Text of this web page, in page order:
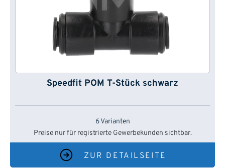
Speedfit POM T-Stück schwarz
6 Varianten
Preise nur für registrierte Gewerbekunden sichtbar.
ZUR DETAILSEITE